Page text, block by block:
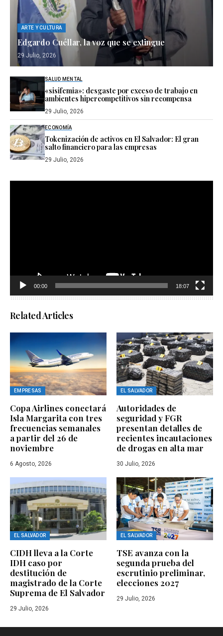
ARTE Y CULTURA
Edgardo Cuéllar, la voz que se extingue
29 Julio, 2026
SALUD MENTAL
«sisifemia»: desgaste por exceso de trabajo en
ambientes hipercompetitivos sin recompensa
29 Julio, 2026
ECONOMÍA
Tokenización de activos en El Salvador: El gran
salto financiero para las empresas
29 Julio, 2026
00:00 18:07
Related Articles
EMPRESAS
Copa Airlines conectará
Isla Margarita con tres
frecuencias semanales
a partir del 26 de
noviembre
6 Agosto, 2026
EL SALVADOR
Autoridades de
seguridad y FGR
presentan detalles de
recientes incautaciones
de drogas en alta mar
30 Julio, 2026
EL SALVADOR
CIDH lleva a la Corte
IDH caso por
destitución de
magistrado de la Corte
Suprema de El Salvador
29 Julio, 2026
EL SALVADOR
TSE avanza con la
segunda prueba del
escrutinio preliminar,
elecciones 2027
29 Julio, 2026